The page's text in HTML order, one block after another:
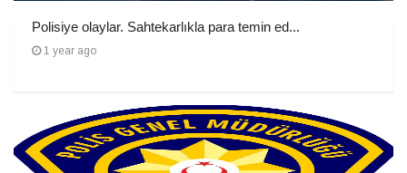
Polisiye olaylar. Sahtekarlıkla para temin ed...
1 year ago